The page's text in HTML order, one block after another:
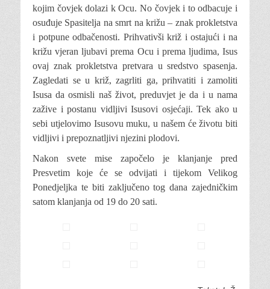
kojim čovjek dolazi k Ocu. No čovjek i to odbacuje i
osuđuje Spasitelja na smrt na križu – znak prokletstva
i potpune odbačenosti. Prihvativši križ i ostajući i na
križu vjeran ljubavi prema Ocu i prema ljudima, Isus
ovaj znak prokletstva pretvara u sredstvo spasenja.
Zagledati se u križ, zagrliti ga, prihvatiti i zamoliti
Isusa da osmisli naš život, preduvjet je da i u nama
zažive i postanu vidljivi Isusovi osjećaji. Tek ako u
sebi utjelovimo Isusovu muku, u našem će životu biti
vidljivi i prepoznatljivi njezini plodovi.
Nakon svete mise započelo je klanjanje pred
Presvetim koje će se odvijati i tijekom Velikog
Ponedjeljka te biti zaključeno tog dana zajedničkim
satom klanjanja od 19 do 20 sati.